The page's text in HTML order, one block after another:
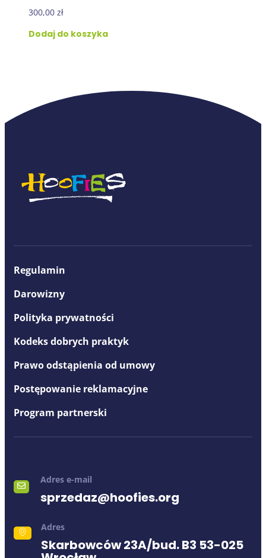
300,00 zł
Dodaj do koszyka
Regulamin
Darowizny
Polityka prywatności
Kodeks dobrych praktyk
Prawo odstąpienia od umowy
Postępowanie reklamacyjne
Program partnerski
Adres e-mail
sprzedaz@hoofies.org
Adres
Skarbowców 23A/bud. B3 53-025